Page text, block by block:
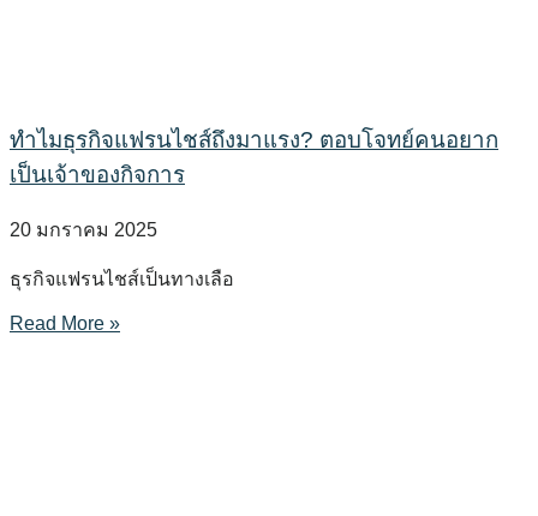
ทำไมธุรกิจแฟรนไชส์ถึงมาแรง? ตอบโจทย์คนอยาก
เป็นเจ้าของกิจการ
20 มกราคม 2025
ธุรกิจแฟรนไชส์เป็นทางเลือ
Read More »